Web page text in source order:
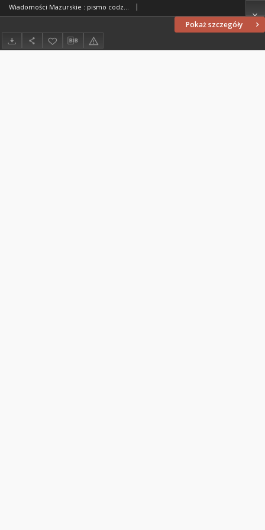
Pokaż szczegóły
Wiadomości Mazurskie : pismo codzienne. 1946 (R. 2), nr 78